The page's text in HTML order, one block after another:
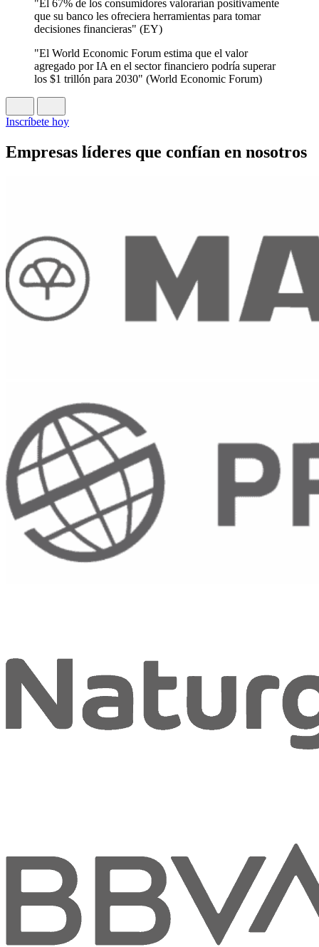
"El 67% de los consumidores valorarían positivamente
que su banco les ofreciera herramientas para tomar
decisiones financieras" (EY)
"El World Economic Forum estima que el valor
agregado por IA en el sector financiero podría superar
los $1 trillón para 2030" (World Economic Forum)
Inscríbete hoy
Empresas líderes que confían en nosotros